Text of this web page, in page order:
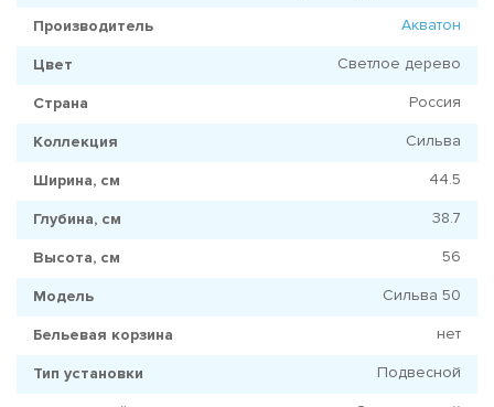
Производитель Акватон
Цвет Светлое дерево
Страна Россия
Коллекция Сильва
Ширина, см 44.5
Глубина, см 38.7
Высота, см 56
Модель Сильва 50
Бельевая корзина нет
Тип установки Подвесной